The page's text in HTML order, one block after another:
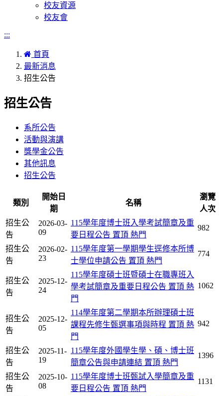
校友資源
校友會
:::
首頁
最新消息
招生公告
招生公告
系所公告
活動與演講
獎學金公告
其他訊息
招生公告
類別
開始日
期
名稱
瀏覽
人次
招生公
告
2026-03-
09
115學年度博士班入學考試簡章及重
要日程公告 置頂 熱門
982
招生公
告
2026-02-
23
115學年度第一學期學生逕修本所博
士學位申請公告 置頂 熱門
774
招生公
告
2025-12-
24
115學年度碩士班暨碩士在職專班入
學考試簡章及重要日程公告 置頂 熱
門
1062
招生公
告
2025-12-
05
114學年度第二學期本所辦理碩士班
課程先修生甄選事項與時程 置頂 熱
門
942
招生公
告
2025-11-
19
115學年度外國學生學、碩、博士班
簡章公告與申請連結 置頂 熱門
1396
招生公
告
2025-10-
08
115學年度博士班甄試入學簡章及重
要日程公告 置頂 熱門
1131